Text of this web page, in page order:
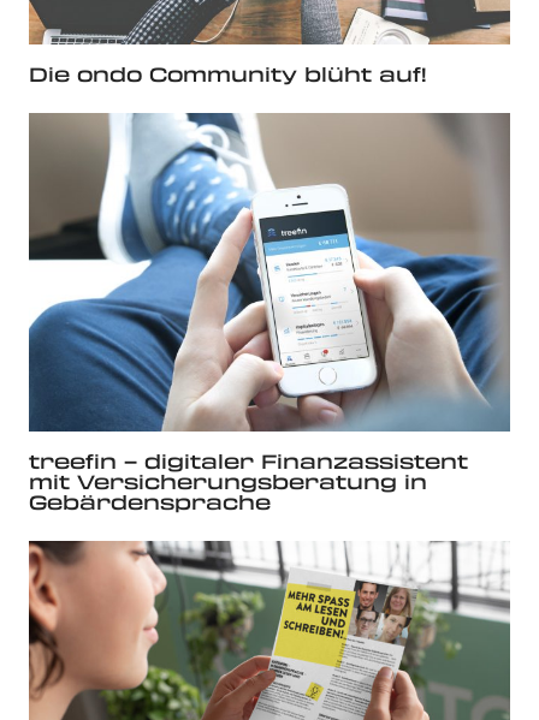
Die ondo Community blüht auf!
treefin – digitaler Finanzassistent
mit Versicherungsberatung in
Gebärdensprache